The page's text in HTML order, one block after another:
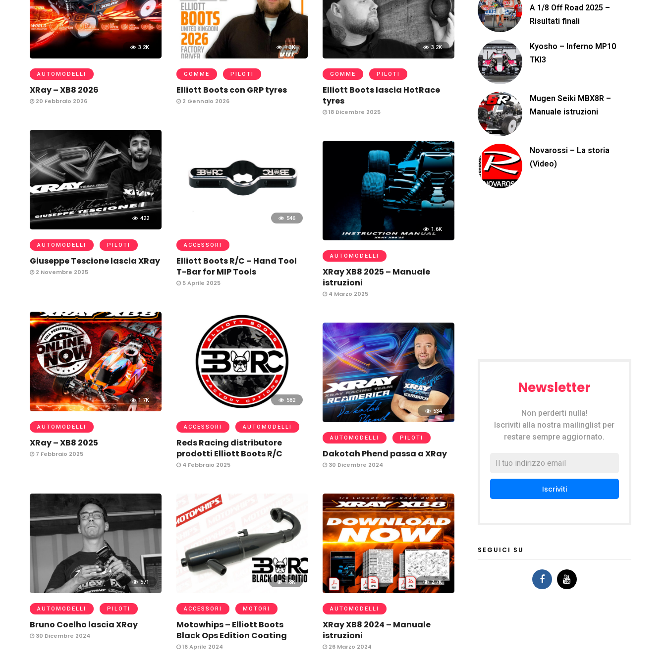
3.2K
AUTOMODELLI
XRay – XB8 2026
20 Febbraio 2026
1.3K
GOMME PILOTI
Elliott Boots con GRP tyres
2 Gennaio 2026
3.2K
GOMME PILOTI
Elliott Boots lascia HotRace
tyres
18 Dicembre 2025
422
AUTOMODELLI PILOTI
Giuseppe Tescione lascia XRay
2 Novembre 2025
546
ACCESSORI
Elliott Boots R/C – Hand Tool
T-Bar for MIP Tools
5 Aprile 2025
1.6K
AUTOMODELLI
XRay XB8 2025 – Manuale
istruzioni
4 Marzo 2025
1.7K
AUTOMODELLI
XRay – XB8 2025
7 Febbraio 2025
582
ACCESSORI AUTOMODELLI
Reds Racing distributore
prodotti Elliott Boots R/C
4 Febbraio 2025
534
AUTOMODELLI PILOTI
Dakotah Phend passa a XRay
30 Dicembre 2024
571
AUTOMODELLI PILOTI
Bruno Coelho lascia XRay
30 Dicembre 2024
1.8K
ACCESSORI MOTORI
Motowhips – Elliott Boots
Black Ops Edition Coating
16 Aprile 2024
2.7K
AUTOMODELLI
XRay XB8 2024 – Manuale
istruzioni
26 Marzo 2024
A 1/8 Off Road 2025 –
Risultati finali
Kyosho – Inferno MP10
TKI3
Mugen Seiki MBX8R –
Manuale istruzioni
Novarossi – La storia
(Video)
Newsletter
Non perderti nulla!
Iscriviti alla nostra mailinglist per
restare sempre aggiornato.
SEGUICI SU